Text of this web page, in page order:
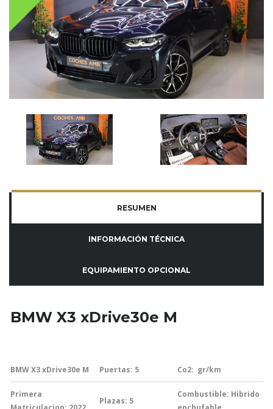
RESUMEN
INFORMACIÓN TÉCNICA
EQUIPAMIENTO OPCIONAL
BMW X3 xDrive30e M
BMW X3 xDrive30e M Puertas: 5 Co2: gr/km
Primera
Plazas: 5
Combustible: Hibrido